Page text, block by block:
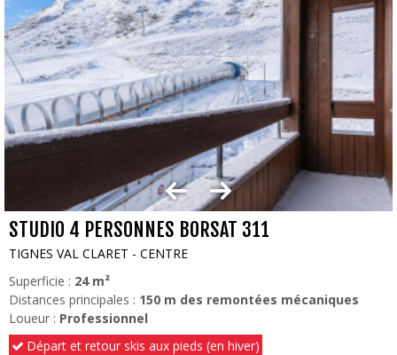
STUDIO 4 PERSONNES BORSAT 311
TIGNES VAL CLARET - CENTRE
Superficie : 24 m²
Distances principales : 150 m des remontées mécaniques
Loueur : Professionnel
Départ et retour skis aux pieds (en hiver)